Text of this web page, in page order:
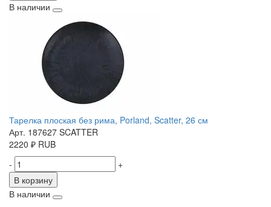
В наличии
Тарелка плоская без рима, Porland, Scatter, 26 см
Арт. 187627 SCATTER
2220 ₽ RUB
-
+
В корзину
В наличии